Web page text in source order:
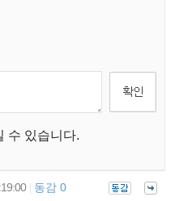
수 있습니다.
동감 0